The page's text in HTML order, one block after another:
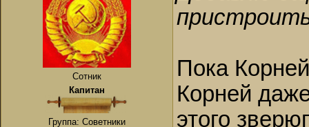
Сотник
Капитан
Группа: Советники
Пока
Корней
этого